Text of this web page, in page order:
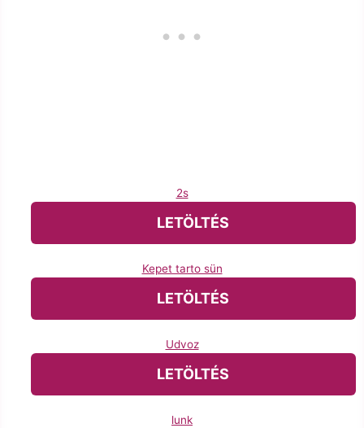
2s
LETÖLTÉS
Kepet tarto sün
LETÖLTÉS
Udvoz
LETÖLTÉS
lunk